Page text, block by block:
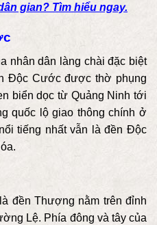
gian? Tìm hiểu ngay.
nhân dân làng chài đặc biệt
Độc Cước được thờ phụng
biển dọc từ Quảng Ninh tới
quốc lộ giao thông chính ở
tiếng nhất vẫn là đền Độc
đền Thượng nằm trên đỉnh
Lệ. Phía đông và tây của